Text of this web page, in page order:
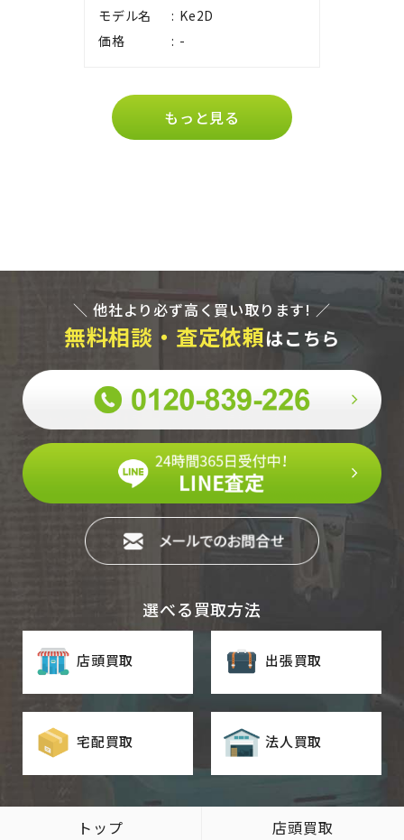
モデル名
Ke2D
価格
-
もっと見る
＼ 他社より必ず高く買い取ります! ／
無料相談・査定依頼はこちら
選べる買取方法
店頭買取 出張買取
宅配買取 法人買取
トップ
店頭買取